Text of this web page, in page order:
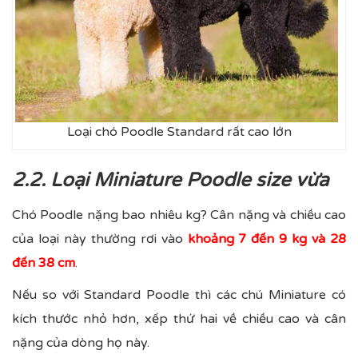
Loại chó Poodle Standard rất cao lớn
2.2. Loại Miniature Poodle size vừa
Chó Poodle nặng bao nhiêu kg? Cân nặng và chiều cao
của loại này thường rơi vào khoảng 7 đến 9 kg và 28
đến 38 cm.
Nếu so với Standard Poodle thì các chú Miniature có
kích thước nhỏ hơn, xếp thứ hai về chiều cao và cân
nặng của dòng họ này.